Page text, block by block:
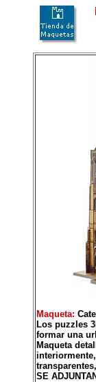
Maqueta:
Los puzzles
formar una
Maqueta
SE